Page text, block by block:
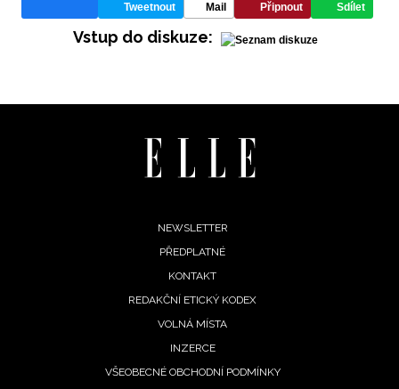
Tweetnout Mail Připnout Sdílet
Vstup do diskuze:
NEWSLETTER
PŘEDPLATNÉ
KONTAKT
REDAKČNÍ ETICKÝ KODEX
VOLNÁ MÍSTA
INZERCE
VŠEOBECNÉ OBCHODNÍ PODMÍNKY